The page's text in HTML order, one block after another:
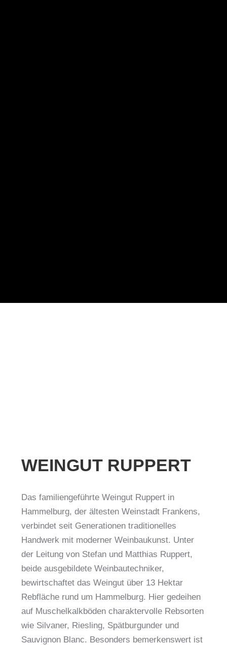
WEINGUT RUPPERT
Das familiengeführte Weingut Ruppert in
Hammelburg, der ältesten Weinstadt Frankens,
verbindet seit Generationen traditionelles
Handwerk mit moderner Weinbaukunst. Unter
der Leitung von Stefan und Matthias Ruppert,
beide ausgebildete Weinbautechniker,
bewirtschaftet das Weingut über 13 Hektar
Rebfläche rund um Hammelburg. Hier gedeihen
auf Muschelkalkböden charaktervolle Rebsorten
wie Silvaner, Riesling, Spätburgunder und
Sauvignon Blanc. Besonders bemerkenswert ist